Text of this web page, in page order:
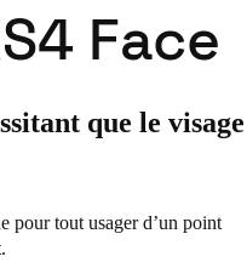
English
Face
que le visage
pour tout usager d’un point